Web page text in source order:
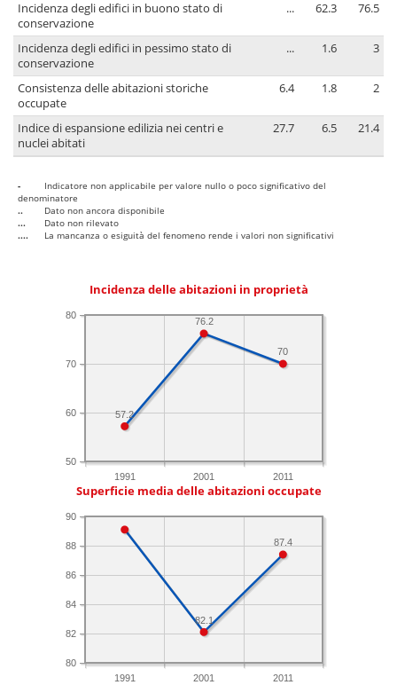
Incidenza degli edifici in buono stato di
conservazione
... 62.3 76.5
Incidenza degli edifici in pessimo stato di
conservazione
... 1.6 3
Consistenza delle abitazioni storiche
occupate
6.4 1.8 2
Indice di espansione edilizia nei centri e
nuclei abitati
27.7 6.5 21.4
-
Indicatore non applicabile per valore nullo o poco significativo del
denominatore
..
Dato non ancora disponibile
...
Dato non rilevato
....
La mancanza o esiguità del fenomeno rende i valori non significativi
Incidenza delle abitazioni in proprietà
1991 2001 2011
50
60
70
80
70
76.2
57.2
Superficie media delle abitazioni occupate
1991 2001 2011
80
82
84
86
88
90
87.4
82.1